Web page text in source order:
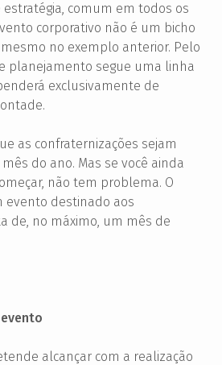
comum em todos os
corporativo não é um bicho
no exemplo anterior. Pelo
planejamento segue uma linha
exclusivamente de
as confraternizações sejam
do ano. Mas se você ainda
não tem problema. O
destinado aos
de, no máximo, um mês de
alcançar com a realização